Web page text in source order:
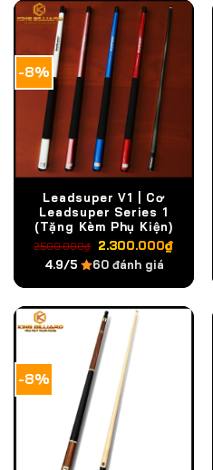
-8%
Leadsuper V1 | Cơ
Leadsuper Series 1
(Tặng Kèm Phụ Kiện)
2.500.000₫ Giá
gốc
là:
2.500.000₫.
2.300.000₫Giá
tại
là:
4.9/5 60 đánh giá
-8%